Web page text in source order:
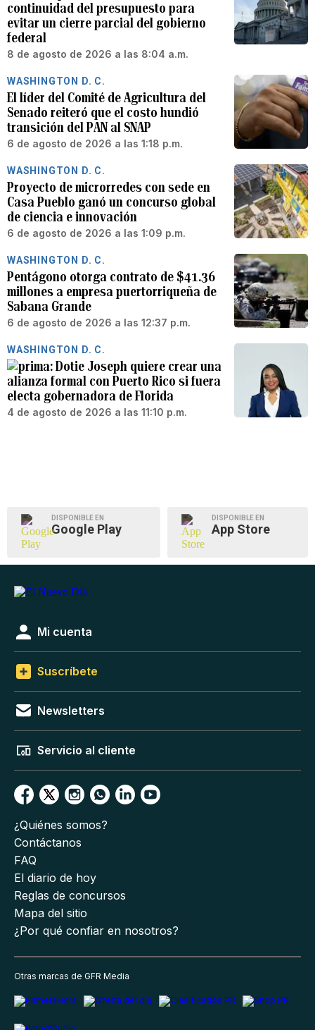
continuidad del presupuesto para
evitar un cierre parcial del gobierno
federal
8 de agosto de 2026 a las 8:04 a.m.
WASHINGTON D. C.
El líder del Comité de Agricultura del
Senado reiteró que el costo hundió
transición del PAN al SNAP
6 de agosto de 2026 a las 1:18 p.m.
WASHINGTON D. C.
Proyecto de microrredes con sede en
Casa Pueblo ganó un concurso global
de ciencia e innovación
6 de agosto de 2026 a las 1:09 p.m.
WASHINGTON D. C.
Pentágono otorga contrato de $41.36
millones a empresa puertorriqueña de
Sabana Grande
6 de agosto de 2026 a las 12:37 p.m.
WASHINGTON D. C.
Dotie Joseph quiere crear una
alianza formal con Puerto Rico si fuera
electa gobernadora de Florida
4 de agosto de 2026 a las 11:10 p.m.
DISPONIBLE EN
Google Play
DISPONIBLE EN
App Store
Mi cuenta
Suscríbete
Newsletters
Servicio al cliente
¿Quiénes somos?
Contáctanos
FAQ
El diario de hoy
Reglas de concursos
Mapa del sitio
¿Por qué confiar en nosotros?
Otras marcas de GFR Media